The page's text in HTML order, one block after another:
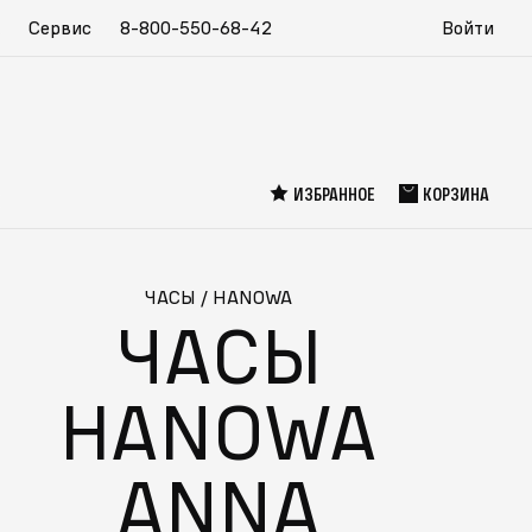
Сервис 8-800-550-68-42 Войти
ИЗБРАННОЕ КОРЗИНА
ЧАСЫ / HANOWA
ЧАСЫ
HANOWA
ANNA